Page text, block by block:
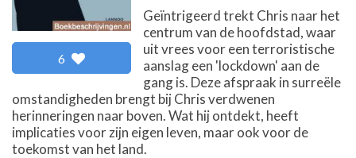
6
Geïntrigeerd trekt Chris naar het
centrum van de hoofdstad, waar
uit vrees voor een terroristische
aanslag een 'lockdown' aan de
gang is. Deze afspraak in surreële
omstandigheden brengt bij Chris verdwenen
herinneringen naar boven. Wat hij ontdekt, heeft
implicaties voor zijn eigen leven, maar ook voor de
toekomst van het land.